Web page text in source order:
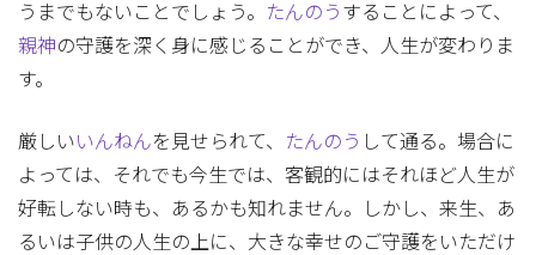
うまでもないことでしょう。
たんのう することによって、
親神の守護を深く身に感じることができ、人生が変わりま
す。
厳しいいんねんを見せられて、 たんのう して通る。場合に
よっては、それでも今生では、客観的にはそれほど人生が
好転しない時も、あるかも知れません。しかし、来生、あ
るいは子供の人生の上に、大きな幸せのご守護をいただけ